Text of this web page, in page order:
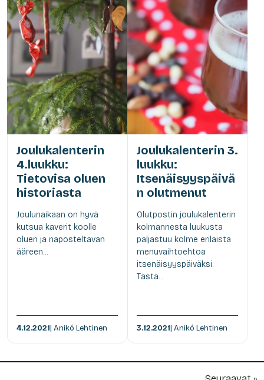
Joulukalenterin
4.luukku:
Tietovisa oluen
historiasta
Joulunaikaan on hyvä
kutsua kaverit koolle
oluen ja naposteltavan
ääreen...
4.12.2021| Anikó Lehtinen
Joulukalenterin 3.
luukku:
Itsenäisyyspäivä
n olutmenut
Olutpostin joulukalenterin
kolmannesta luukusta
paljastuu kolme erilaista
menuvaihtoehtoa
itsenäisyyspäiväksi.
Tästä...
3.12.2021| Anikó Lehtinen